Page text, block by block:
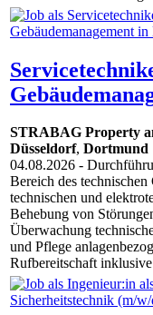
STRABAG Property
Düsseldorf, Dortmund
04.08.2026 -
Bereich des technischen
technischen und
Behebung von
Überwachung
und Pflege
Rufbereitschaft